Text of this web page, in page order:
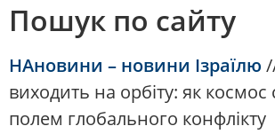
Пошук по сайту
НАновини – новини Ізраїлю
виходить на орбіту: як
полем глобального конфлікту